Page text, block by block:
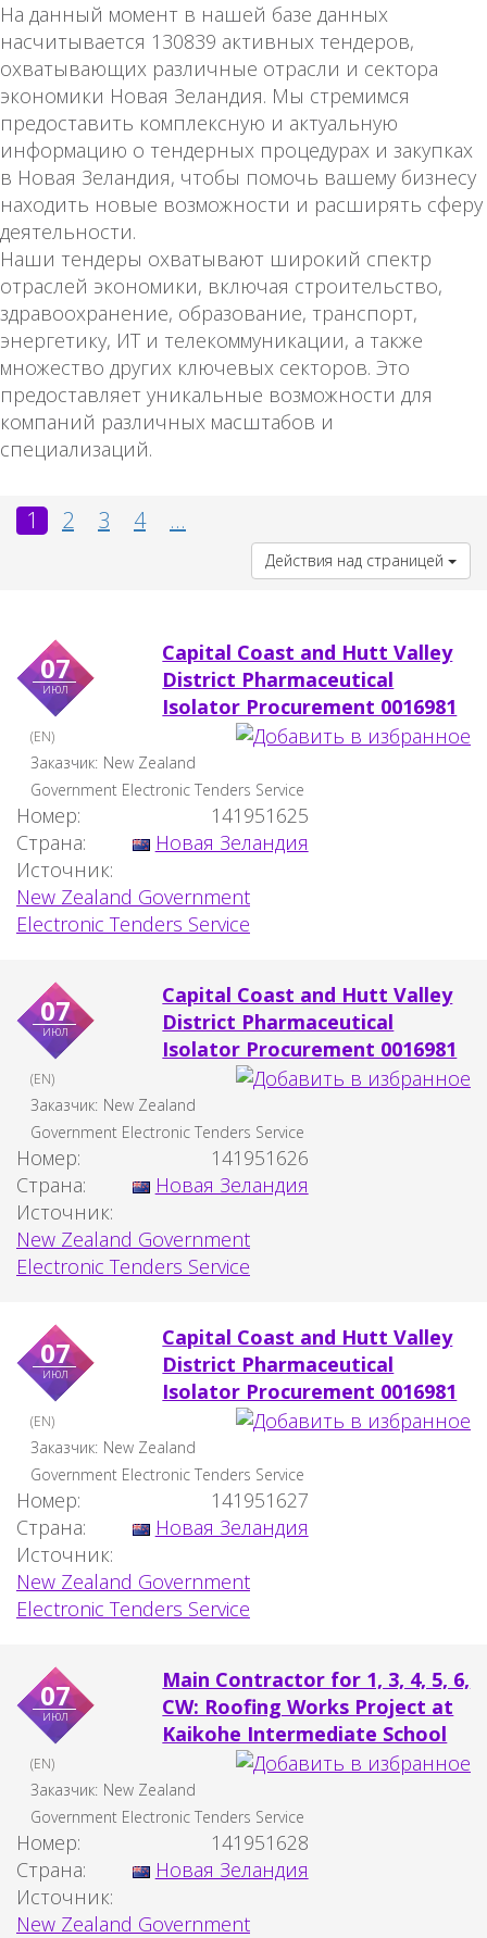
На данный момент в нашей базе данных
насчитывается 130839 активных тендеров,
охватывающих различные отрасли и сектора
экономики Новая Зеландия. Мы стремимся
предоставить комплексную и актуальную
информацию о тендерных процедурах и закупках
в Новая Зеландия, чтобы помочь вашему бизнесу
находить новые возможности и расширять сферу
деятельности.
Наши тендеры охватывают широкий спектр
отраслей экономики, включая строительство,
здравоохранение, образование, транспорт,
энергетику, ИТ и телекоммуникации, а также
множество других ключевых секторов. Это
предоставляет уникальные возможности для
компаний различных масштабов и
специализаций.
1 2 3 4 ...
Действия над страницей
07
июл
Capital Coast and Hutt Valley
District Pharmaceutical
Isolator Procurement 0016981
(EN)
Заказчик: New Zealand
Government Electronic Tenders Service
Номер:
141951625
Страна:
Новая Зеландия
Источник:
New Zealand Government
Electronic Tenders Service
07
июл
Capital Coast and Hutt Valley
District Pharmaceutical
Isolator Procurement 0016981
(EN)
Заказчик: New Zealand
Government Electronic Tenders Service
Номер:
141951626
Страна:
Новая Зеландия
Источник:
New Zealand Government
Electronic Tenders Service
07
июл
Capital Coast and Hutt Valley
District Pharmaceutical
Isolator Procurement 0016981
(EN)
Заказчик: New Zealand
Government Electronic Tenders Service
Номер:
141951627
Страна:
Новая Зеландия
Источник:
New Zealand Government
Electronic Tenders Service
07
июл
Main Contractor for 1, 3, 4, 5, 6,
CW: Roofing Works Project at
Kaikohe Intermediate School
(EN)
Заказчик: New Zealand
Government Electronic Tenders Service
Номер:
141951628
Страна:
Новая Зеландия
Источник:
New Zealand Government